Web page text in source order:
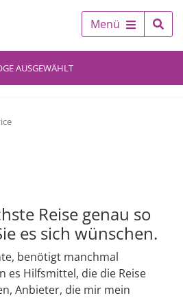
Menü
AUSGEWÄHLT
Reise genau so
es sich wünschen.
benötigt manchmal
es Hilfsmittel, die die Reise
Anbieter, die mir mein